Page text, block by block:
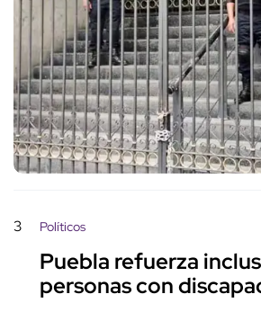
3 Políticos
Puebla refuerza
personas con